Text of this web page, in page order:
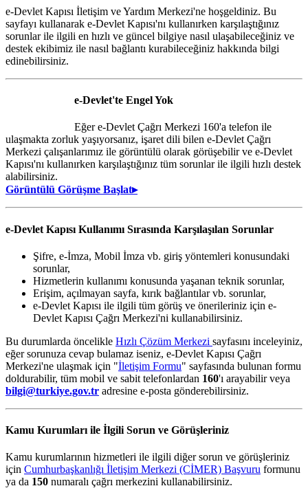
e-Devlet Kapısı İletişim ve Yardım Merkezi'ne hoşgeldiniz. Bu
sayfayı kullanarak e-Devlet Kapısı'nı kullanırken karşılaştığınız
sorunlar ile ilgili en hızlı ve güncel bilgiye nasıl ulaşabileceğiniz ve
destek ekibimiz ile nasıl bağlantı kurabileceğiniz hakkında bilgi
edinebilirsiniz.
e-Devlet'te Engel Yok
Eğer e-Devlet Çağrı Merkezi 160'a telefon ile
ulaşmakta zorluk yaşıyorsanız, işaret dili bilen e-Devlet Çağrı
Merkezi çalışanlarımız ile görüntülü olarak görüşebilir ve e-Devlet
Kapısı'nı kullanırken karşılaştığınız tüm sorunlar ile ilgili hızlı destek
alabilirsiniz.
Görüntülü Görüşme Başlat▸
e-Devlet Kapısı Kullanımı Sırasında Karşılaşılan Sorunlar
Şifre, e-İmza, Mobil İmza vb. giriş yöntemleri konusundaki
sorunlar,
Hizmetlerin kullanımı konusunda yaşanan teknik sorunlar,
Erişim, açılmayan sayfa, kırık bağlantılar vb. sorunlar,
e-Devlet Kapısı ile ilgili tüm görüş ve önerileriniz için e-
Devlet Kapısı Çağrı Merkezi'ni kullanabilirsiniz.
Bu durumlarda öncelikle Hızlı Çözüm Merkezi sayfasını inceleyiniz,
eğer sorunuza cevap bulamaz iseniz, e-Devlet Kapısı Çağrı
Merkezi'ne ulaşmak için "İletişim Formu" sayfasında bulunan formu
doldurabilir, tüm mobil ve sabit telefonlardan 160'ı arayabilir veya
bilgi@turkiye.gov.tr adresine e-posta gönderebilirsiniz.
Kamu Kurumları ile İlgili Sorun ve Görüşleriniz
Kamu kurumlarının hizmetleri ile ilgili diğer sorun ve görüşleriniz
için Cumhurbaşkanlığı İletişim Merkezi (CİMER) Başvuru formunu
ya da 150 numaralı çağrı merkezini kullanabilirsiniz.